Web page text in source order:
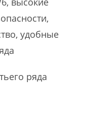
удобные
ряда